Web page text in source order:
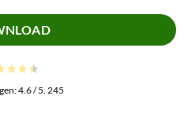
4.6/ 5. 245